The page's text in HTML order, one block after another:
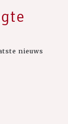
nieuws